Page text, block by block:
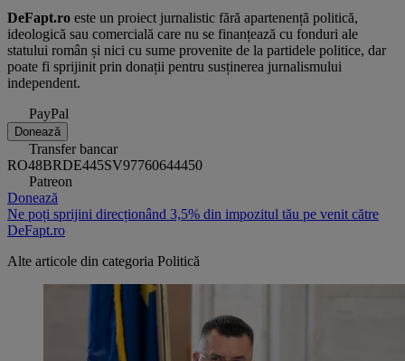
DeFapt.ro este un proiect jurnalistic fără apartenență politică,
ideologică sau comercială care nu se finanțează cu fonduri ale
statului român și nici cu sume provenite de la partidele politice, dar
poate fi sprijinit prin donații pentru susținerea jurnalismului
independent.
PayPal
Donează
Transfer bancar
RO48BRDE445SV97760644450
Patreon
Donează
Ne poți sprijini direcționând 3,5% din impozitul tău pe venit către
DeFapt.ro
Alte articole din categoria Politică